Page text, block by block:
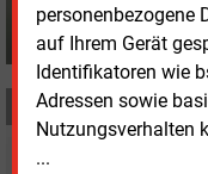
personenbezogene
auf Ihrem Gerät
Identifikatoren wie
Adressen sowie
Nutzungsverhalten
...